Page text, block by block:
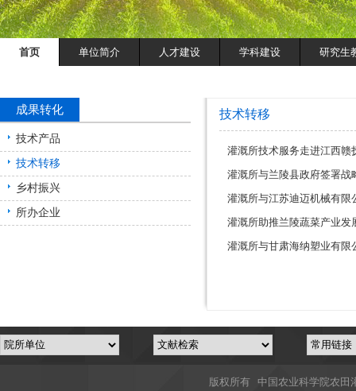
首页 单位简介 人才建设 学科建设 研究生
成果转化
技术产品
技术转移
乡村振兴
所办企业
技术转移
灌溉所技术服务走进江西赣
灌溉所与兰陵县政府签署战
灌溉所与江苏迪迈机械有限
灌溉所助推兰陵蔬菜产业发
灌溉所与甘肃海纳塑业有限
版权所有 中国农业科学院农